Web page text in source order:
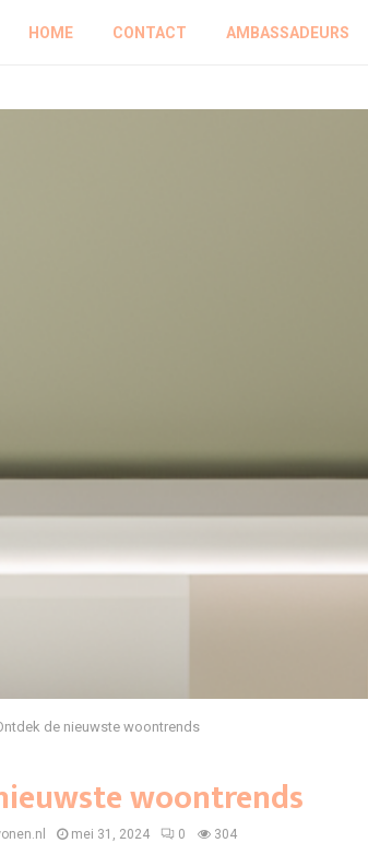
HOME CONTACT AMBASSADEURS
de nieuwste woontrends
woontrends
mei 31, 2024 0 304